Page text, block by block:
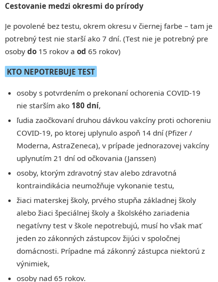
Cestovanie medzi okresmi do prírody
Je povolené bez testu, okrem okresu v čiernej farbe – tam je
potrebný test nie starší ako 7 dní. (Test nie je potrebný pre
osoby do 15 rokov a od 65 rokov)
KTO NEPOTREBUJE TEST
osoby s potvrdením o prekonaní ochorenia COVID-19
nie starším ako 180 dní,
ľudia zaočkovaní druhou dávkou vakcíny proti ochoreniu
COVID-19, po ktorej uplynulo aspoň 14 dní (Pfizer /
Moderna, AstraZeneca), v prípade jednorazovej vakcíny
uplynutím 21 dní od očkovania (Janssen)
osoby, ktorým zdravotný stav alebo zdravotná
kontraindikácia neumožňuje vykonanie testu,
žiaci materskej školy, prvého stupňa základnej školy
alebo žiaci špeciálnej školy a školského zariadenia
negatívny test v škole nepotrebujú, musí ho však mať
jeden zo zákonných zástupcov žijúci v spoločnej
domácnosti. Prípadne má zákonný zástupca niektorú z
výnimiek,
osoby nad 65 rokov.